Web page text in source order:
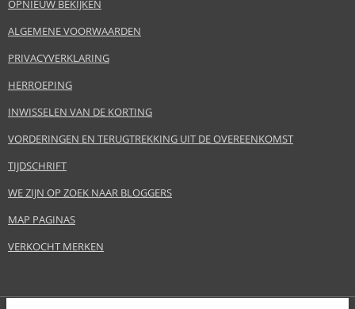
OPNIEUW BEKIJKEN
ALGEMENE VOORWAARDEN
PRIVACYVERKLARING
HERROEPING
INWISSELEN VAN DE KORTING
VORDERINGEN EN TERUGTREKKING UIT DE OVEREENKOMST
TIJDSCHRIFT
WE ZIJN OP ZOEK NAAR BLOGGERS
MAP PAGINAS
VERKOCHT MERKEN